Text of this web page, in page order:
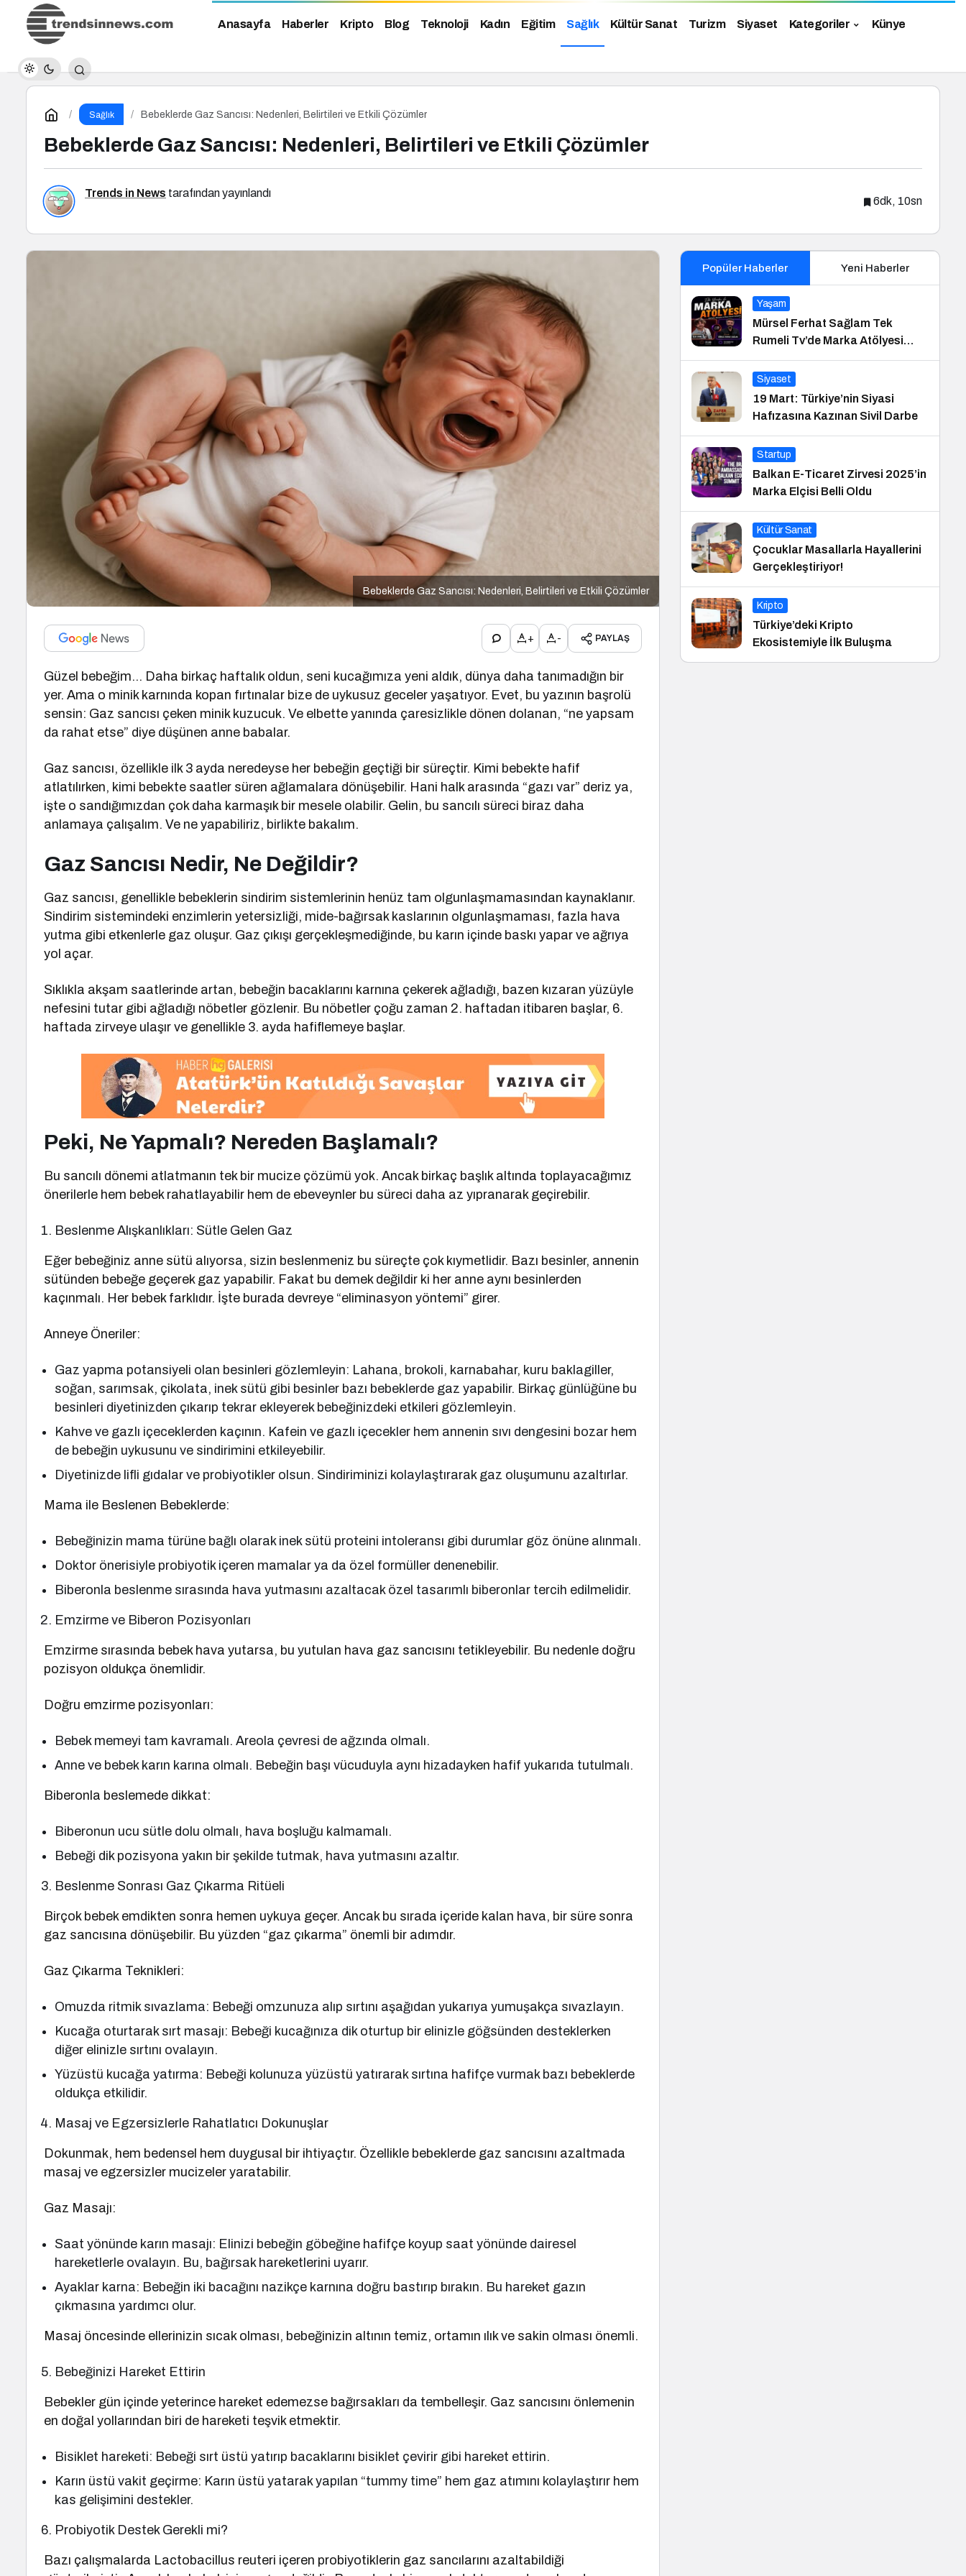
Anasayfa Haberler Kripto Blog Teknoloji Kadın Eğitim Sağlık Kültür Sanat Turizm Siyaset Kategoriler Künye
Sağlık Bebeklerde Gaz Sancısı: Nedenleri, Belirtileri ve Etkili Çözümler
Bebeklerde Gaz Sancısı: Nedenleri, Belirtileri ve Etkili Çözümler
Trends in News tarafından yayınlandı
6dk, 10sn
Bebeklerde Gaz Sancısı: Nedenleri, Belirtileri ve Etkili Çözümler
+ - PAYLAŞ
Güzel bebeğim… Daha birkaç haftalık oldun, seni kucağımıza yeni aldık, dünya daha tanımadığın bir
yer. Ama o minik karnında kopan fırtınalar bize de uykusuz geceler yaşatıyor. Evet, bu yazının başrolü
sensin: Gaz sancısı çeken minik kuzucuk. Ve elbette yanında çaresizlikle dönen dolanan, “ne yapsam
da rahat etse” diye düşünen anne babalar.
Gaz sancısı, özellikle ilk 3 ayda neredeyse her bebeğin geçtiği bir süreçtir. Kimi bebekte hafif
atlatılırken, kimi bebekte saatler süren ağlamalara dönüşebilir. Hani halk arasında “gazı var” deriz ya,
işte o sandığımızdan çok daha karmaşık bir mesele olabilir. Gelin, bu sancılı süreci biraz daha
anlamaya çalışalım. Ve ne yapabiliriz, birlikte bakalım.
Gaz Sancısı Nedir, Ne Değildir?
Gaz sancısı, genellikle bebeklerin sindirim sistemlerinin henüz tam olgunlaşmamasından kaynaklanır.
Sindirim sistemindeki enzimlerin yetersizliği, mide-bağırsak kaslarının olgunlaşmaması, fazla hava
yutma gibi etkenlerle gaz oluşur. Gaz çıkışı gerçekleşmediğinde, bu karın içinde baskı yapar ve ağrıya
yol açar.
Sıklıkla akşam saatlerinde artan, bebeğin bacaklarını karnına çekerek ağladığı, bazen kızaran yüzüyle
nefesini tutar gibi ağladığı nöbetler gözlenir. Bu nöbetler çoğu zaman 2. haftadan itibaren başlar, 6.
haftada zirveye ulaşır ve genellikle 3. ayda hafiflemeye başlar.
Peki, Ne Yapmalı? Nereden Başlamalı?
Bu sancılı dönemi atlatmanın tek bir mucize çözümü yok. Ancak birkaç başlık altında toplayacağımız
önerilerle hem bebek rahatlayabilir hem de ebeveynler bu süreci daha az yıpranarak geçirebilir.
Beslenme Alışkanlıkları: Sütle Gelen Gaz
Eğer bebeğiniz anne sütü alıyorsa, sizin beslenmeniz bu süreçte çok kıymetlidir. Bazı besinler, annenin
sütünden bebeğe geçerek gaz yapabilir. Fakat bu demek değildir ki her anne aynı besinlerden
kaçınmalı. Her bebek farklıdır. İşte burada devreye “eliminasyon yöntemi” girer.
Anneye Öneriler:
Gaz yapma potansiyeli olan besinleri gözlemleyin: Lahana, brokoli, karnabahar, kuru baklagiller,
soğan, sarımsak, çikolata, inek sütü gibi besinler bazı bebeklerde gaz yapabilir. Birkaç günlüğüne bu
besinleri diyetinizden çıkarıp tekrar ekleyerek bebeğinizdeki etkileri gözlemleyin.
Kahve ve gazlı içeceklerden kaçının. Kafein ve gazlı içecekler hem annenin sıvı dengesini bozar hem
de bebeğin uykusunu ve sindirimini etkileyebilir.
Diyetinizde lifli gıdalar ve probiyotikler olsun. Sindiriminizi kolaylaştırarak gaz oluşumunu azaltırlar.
Mama ile Beslenen Bebeklerde:
Bebeğinizin mama türüne bağlı olarak inek sütü proteini intoleransı gibi durumlar göz önüne alınmalı.
Doktor önerisiyle probiyotik içeren mamalar ya da özel formüller denenebilir.
Biberonla beslenme sırasında hava yutmasını azaltacak özel tasarımlı biberonlar tercih edilmelidir.
Emzirme ve Biberon Pozisyonları
Emzirme sırasında bebek hava yutarsa, bu yutulan hava gaz sancısını tetikleyebilir. Bu nedenle doğru
pozisyon oldukça önemlidir.
Doğru emzirme pozisyonları:
Bebek memeyi tam kavramalı. Areola çevresi de ağzında olmalı.
Anne ve bebek karın karına olmalı. Bebeğin başı vücuduyla aynı hizadayken hafif yukarıda tutulmalı.
Biberonla beslemede dikkat:
Biberonun ucu sütle dolu olmalı, hava boşluğu kalmamalı.
Bebeği dik pozisyona yakın bir şekilde tutmak, hava yutmasını azaltır.
Beslenme Sonrası Gaz Çıkarma Ritüeli
Birçok bebek emdikten sonra hemen uykuya geçer. Ancak bu sırada içeride kalan hava, bir süre sonra
gaz sancısına dönüşebilir. Bu yüzden “gaz çıkarma” önemli bir adımdır.
Gaz Çıkarma Teknikleri:
Omuzda ritmik sıvazlama: Bebeği omzunuza alıp sırtını aşağıdan yukarıya yumuşakça sıvazlayın.
Kucağa oturtarak sırt masajı: Bebeği kucağınıza dik oturtup bir elinizle göğsünden desteklerken
diğer elinizle sırtını ovalayın.
Yüzüstü kucağa yatırma: Bebeği kolunuza yüzüstü yatırarak sırtına hafifçe vurmak bazı bebeklerde
oldukça etkilidir.
Masaj ve Egzersizlerle Rahatlatıcı Dokunuşlar
Dokunmak, hem bedensel hem duygusal bir ihtiyaçtır. Özellikle bebeklerde gaz sancısını azaltmada
masaj ve egzersizler mucizeler yaratabilir.
Gaz Masajı:
Saat yönünde karın masajı: Elinizi bebeğin göbeğine hafifçe koyup saat yönünde dairesel
hareketlerle ovalayın. Bu, bağırsak hareketlerini uyarır.
Ayaklar karna: Bebeğin iki bacağını nazikçe karnına doğru bastırıp bırakın. Bu hareket gazın
çıkmasına yardımcı olur.
Masaj öncesinde ellerinizin sıcak olması, bebeğinizin altının temiz, ortamın ılık ve sakin olması önemli.
Bebeğinizi Hareket Ettirin
Bebekler gün içinde yeterince hareket edemezse bağırsakları da tembelleşir. Gaz sancısını önlemenin
en doğal yollarından biri de hareketi teşvik etmektir.
Bisiklet hareketi: Bebeği sırt üstü yatırıp bacaklarını bisiklet çevirir gibi hareket ettirin.
Karın üstü vakit geçirme: Karın üstü yatarak yapılan “tummy time” hem gaz atımını kolaylaştırır hem
kas gelişimini destekler.
Probiyotik Destek Gerekli mi?
Bazı çalışmalarda Lactobacillus reuteri içeren probiyotiklerin gaz sancılarını azaltabildiği
Popüler Haberler Yeni Haberler
Yaşam
Mürsel Ferhat Sağlam Tek
Rumeli Tv’de Marka Atölyesi
Programına Konuk Oldu
Siyaset
19 Mart: Türkiye’nin Siyasi
Hafızasına Kazınan Sivil Darbe
Startup
Balkan E-Ticaret Zirvesi 2025’in
Marka Elçisi Belli Oldu
Kültür Sanat
Çocuklar Masallarla Hayallerini
Gerçekleştiriyor!
Kripto
Türkiye’deki Kripto
Ekosistemiyle İlk Buluşma